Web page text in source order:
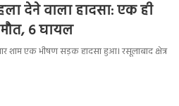
देने वाला हादसा: एक ही
6 घायल
शाम एक भीषण सड़क हादसा हुआ। रसूलाबाद क्षेत्र